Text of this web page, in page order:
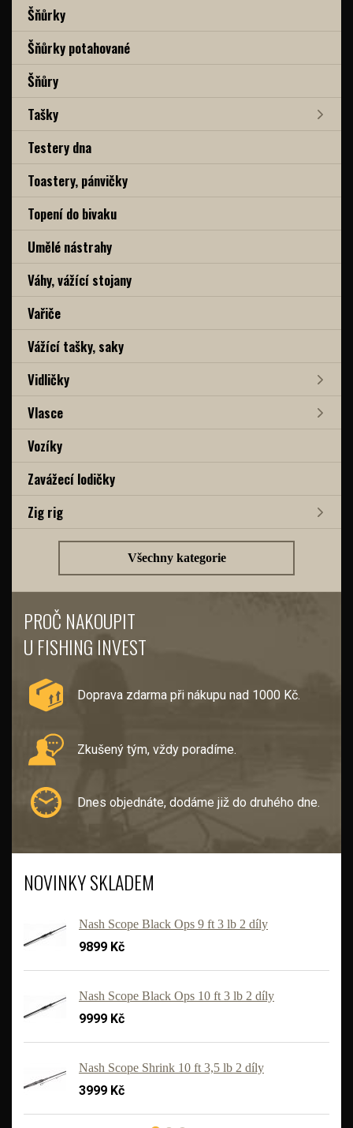
Šňůrky
Šňůrky potahované
Šňůry
Tašky
Testery dna
Toastery, pánvičky
Topení do bivaku
Umělé nástrahy
Váhy, vážící stojany
Vařiče
Vážící tašky, saky
Vidličky
Vlasce
Vozíky
Zavážecí lodičky
Zig rig
Všechny kategorie
PROČ NAKOUPIT
U FISHING INVEST
Doprava zdarma při nákupu nad 1000 Kč.
Zkušený tým, vždy poradíme.
Dnes objednáte, dodáme již do druhého dne.
NOVINKY SKLADEM
Nash Scope Black Ops 9 ft 3 lb 2 díly
9899 Kč
Nash Scope Black Ops 10 ft 3 lb 2 díly
9999 Kč
Nash Scope Shrink 10 ft 3,5 lb 2 díly
3999 Kč